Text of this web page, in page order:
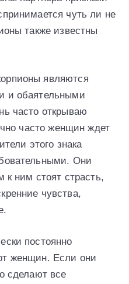
чуть ли не
также известны
являются
и обаятельными
часто открываю
часто женщин ждет
этого знака
Они
к ним стоят страсть,
чувства,
постоянно
женщин. Если они
сделают все